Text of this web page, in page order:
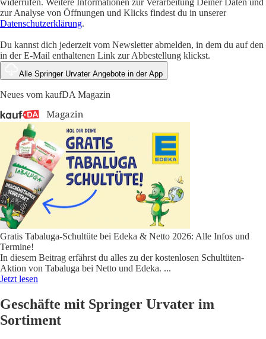
widerrufen. Weitere Informationen zur Verarbeitung Deiner Daten und
zur Analyse von Öffnungen und Klicks findest du in unserer
Datenschutzerklärung.
Du kannst dich jederzeit vom Newsletter abmelden, in dem du auf den
in der E-Mail enthaltenen Link zur Abbestellung klickst.
Alle Springer Urvater Angebote in der App
Neues vom kaufDA Magazin
Gratis Tabaluga-Schultüte bei Edeka & Netto 2026: Alle Infos und
Termine!
In diesem Beitrag erfährst du alles zu der kostenlosen Schultüten-
Aktion von Tabaluga bei Netto und Edeka. ...
Jetzt lesen
Geschäfte mit Springer Urvater im
Sortiment